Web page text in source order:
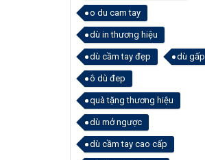
o du cam tay
dù in thương hiệu
dù cầm tay đẹp dù gấp
ô dù đep
quà tặng thương hiệu
dù mở ngược
dù cầm tay cao cấp